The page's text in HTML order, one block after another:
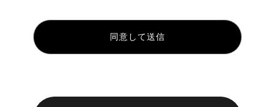
いて、利用させていただきます。
お客様からのお問い合わせや、依頼内容に対応させて頂く
ため
当社は、ご提供いただいた個人情報については、以下のい